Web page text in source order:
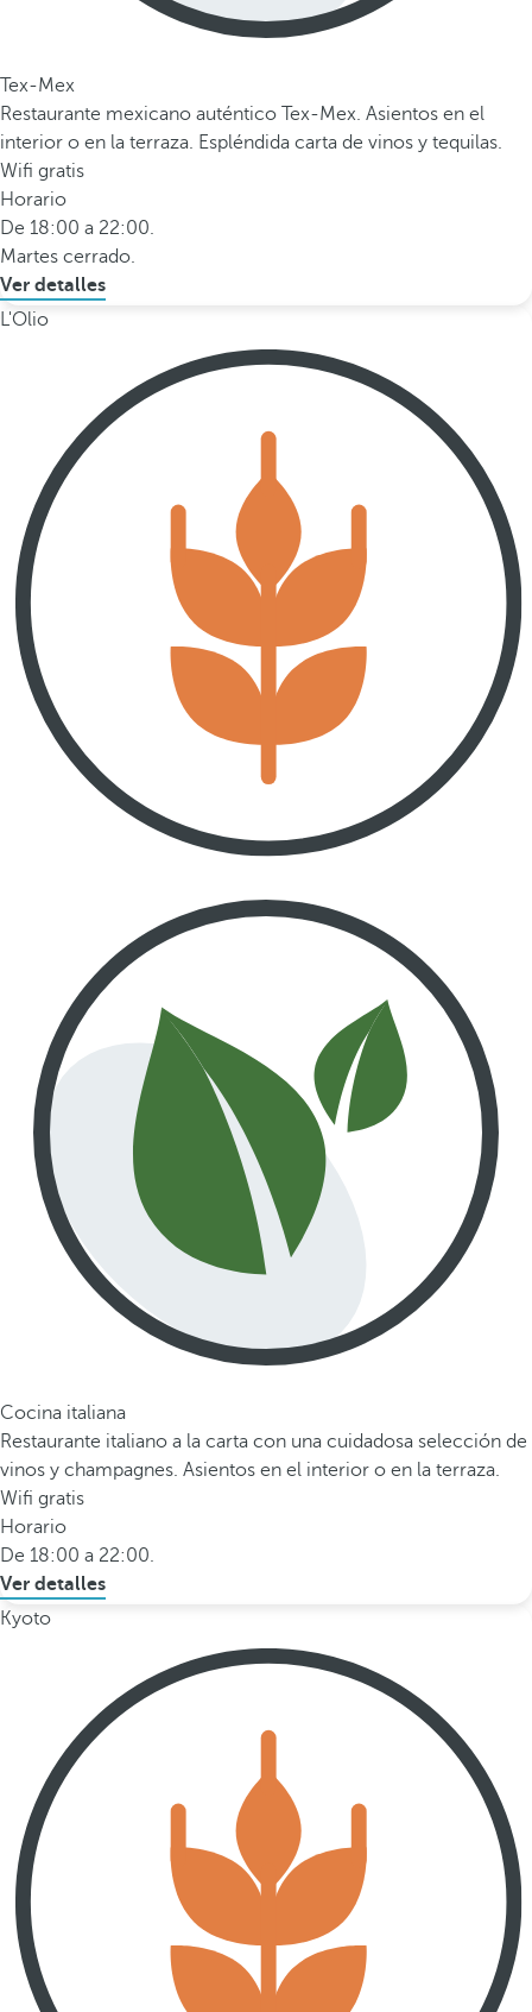
Tex-Mex
Restaurante mexicano auténtico Tex-Mex. Asientos en el
interior o en la terraza. Espléndida carta de vinos y tequilas.
Wifi gratis
Horario
De 18:00 a 22:00.
Martes cerrado.
Ver detalles
L'Olio
Cocina italiana
Restaurante italiano a la carta con una cuidadosa selección de
vinos y champagnes. Asientos en el interior o en la terraza.
Wifi gratis
Horario
De 18:00 a 22:00.
Ver detalles
Kyoto